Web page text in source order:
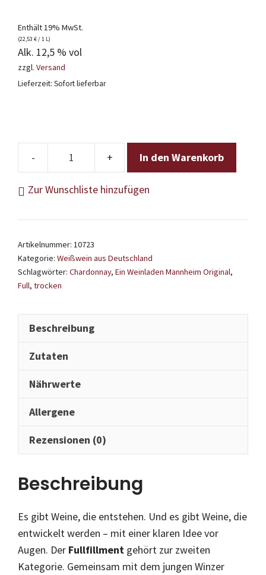
Enthält 19% MwSt.
(22,53 € / 1 L)
Alk. 12,5 % vol
zzgl. Versand
Lieferzeit: Sofort lieferbar
Chardonnay
Weinladen
In den Warenkorb
Zur Wunschliste hinzufügen
Artikelnummer: 10723
Kategorie: Weißwein aus Deutschland
Schlagwörter: Chardonnay, Ein Weinladen Mannheim Original,
Full, trocken
Beschreibung
Zutaten
Nährwerte
Allergene
Rezensionen (0)
Beschreibung
Es gibt Weine, die entstehen. Und es gibt Weine, die
entwickelt werden – mit einer klaren Idee vor
Augen. Der Fullfillment gehört zur zweiten
Kategorie. Gemeinsam mit dem jungen Winzer